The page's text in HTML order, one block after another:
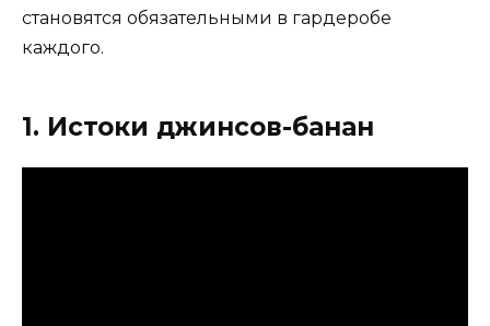
становятся обязательными в гардеробе
каждого.
1. Истоки джинсов-банан